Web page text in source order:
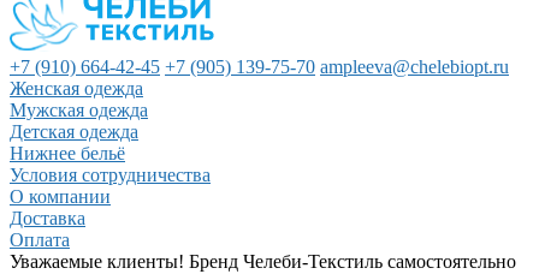
+7 (910) 664-42-45 +7 (905) 139-75-70 ampleeva@chelebiopt.ru
Женская одежда
Мужская одежда
Детская одежда
Нижнее бельё
Условия сотрудничества
О компании
Доставка
Оплата
Уважаемые клиенты! Бренд Челеби-Текстиль самостоятельно